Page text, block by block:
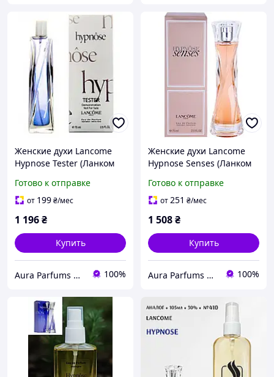
Женские духи Lancome
Hypnose Tester (Ланком
Парфюмированная вода
75 ml/мл Тестер
Готово к отправке
от 199₴/мес
1 196₴
Купить
Aura Parfums | Интернет-магазин парфюмерии и косметики 100%
Женские духи Lancome
Hypnose Senses (Ланком
Парфюмированная вода
75 ml/мл
Готово к отправке
от251 ₴/мес
1 508₴
Купить
Aura Parfums | Интернет-магазин парфюмерии и косметики 100%